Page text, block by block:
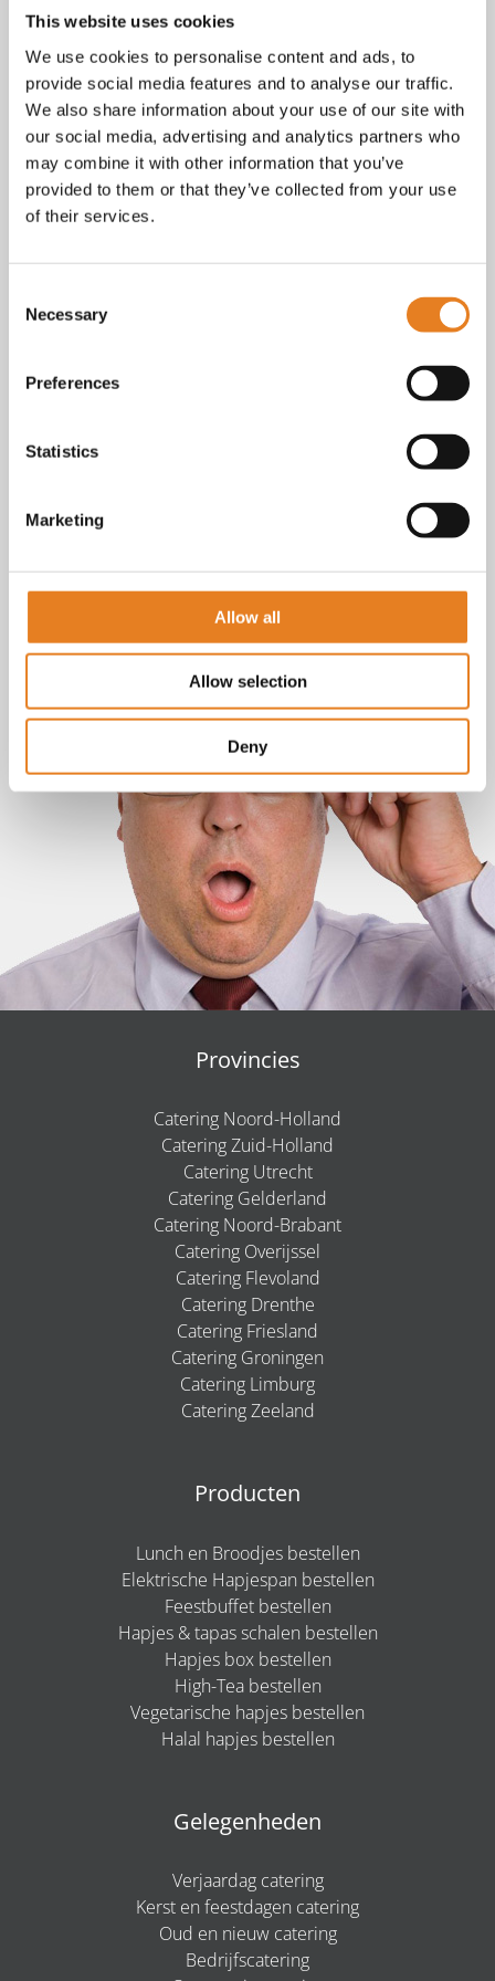
This website uses cookies
We use cookies to personalise content and ads, to
provide social media features and to analyse our traffic.
We also share information about your use of our site with
our social media, advertising and analytics partners who
may combine it with other information that you’ve
provided to them or that they’ve collected from your use
of their services.
Selection
Necessary
Preferences
Statistics
Marketing
Allow all
Allow selection
Deny
Instagram
E-mail
Telefoon / whatsapp: +31 6 23227983
Bekijk onzeAlgemene voorwaarden . KvK nr.: 18068338.
Lees ook onze
cookie
policy als je benieuwd
Provincies
Catering Noord-Holland
Catering Zuid-Holland
Catering Utrecht
Catering Gelderland
Catering Noord-Brabant
Catering Overijssel
Catering Flevoland
Catering Drenthe
Catering Friesland
Catering Groningen
Catering Limburg
Catering Zeeland
Producten
Lunch en Broodjes bestellen
Elektrische Hapjespan bestellen
Feestbuffet bestellen
Hapjes & tapas schalen bestellen
Hapjes box bestellen
High-Tea bestellen
Vegetarische hapjes bestellen
Halal hapjes bestellen
Gelegenheden
Verjaardag catering
Kerst en feestdagen catering
Oud en nieuw catering
Bedrijfscatering